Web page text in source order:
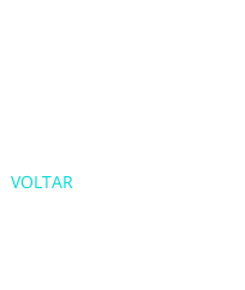
VOLTAR